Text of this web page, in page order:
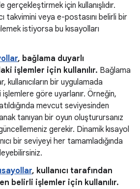
gerçekleştirmek için kullanışlıdır.
takvimini veya e-postasını belirli bir
istiyorsa bu kısayolları
, bağlama duyarlı
işlemler için kullanılır. Bağlama
kullanıcıların bir uygulamada
göre uyarlanır. Örneğin,
mevcut seviyesinden
tanıyan bir oyun oluşturursanız
güncellemeniz gerekir. Dinamik kısayol
bir seviyeyi her tamamladığında
, kullanıcı tarafından
belirli işlemler için kullanılır.